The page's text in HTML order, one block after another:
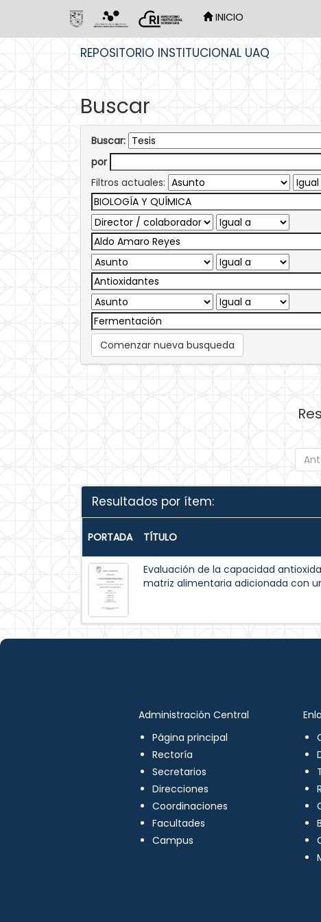
INICIO
REPOSITORIO INSTITUCIONAL UAQ
Buscar
Buscar:
por
Filtros actuales:
Comenzar nueva busqueda
Resultados por ítem:
PORTADA TÍTULO
Evaluación de la capacidad
matriz alimentaria adicionada con
Administración Central
Página principal
Rectoría
Secretarios
Direcciones
Coordinaciones
Facultades
Campus